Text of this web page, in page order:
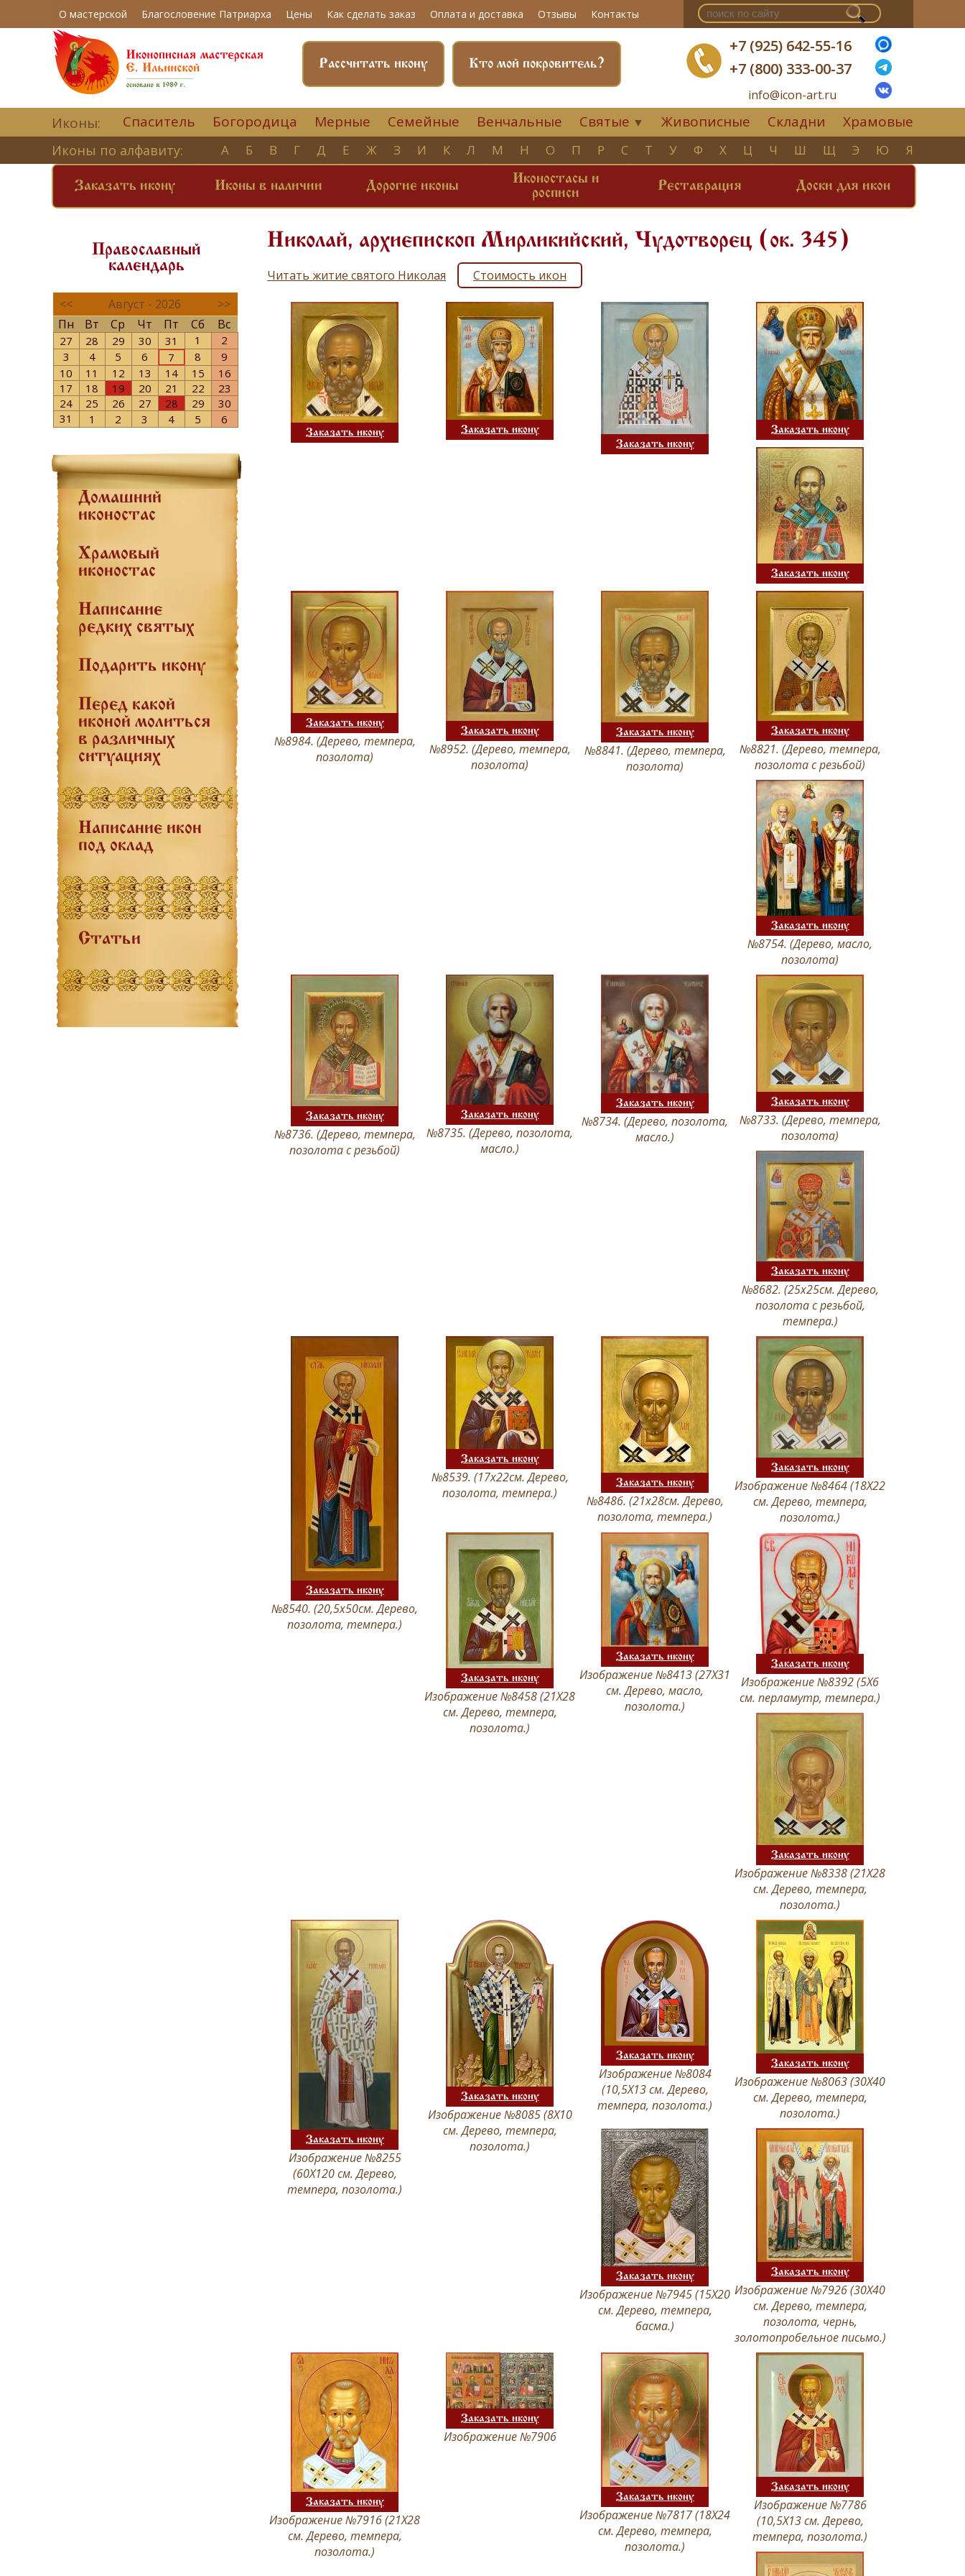
О мастерской Благословение Патриарха Цены Как сделать заказ Оплата и доставка Отзывы Контакты
+7 (925) 642-55-16
+7 (800) 333-00-37
info@icon-art.ru
Кто мой покровитель?
Рассчитать икону
Иконы: Спаситель Богородица Мерные Семейные Венчальные Святые ▼ Живописные Складни Храмовые
Иконы по алфавиту: А Б В Г Д Е Ж З И К Л М Н О П Р С Т У Ф Х Ц Ч Ш Щ Э Ю Я
Заказать икону Иконы в наличии Дорогие иконы
Иконостасы и
росписи
Реставрация Доски для икон
Православный
календарь
<< Август - 2026
>>
Пн
Вт Ср Чт Пт Сб Вс
27 28 29 30 31 1
2
3
4 5 6 7 8
9
10
11 12 13 14 15
16
17
18 19 20 21 22
23
24
25 26 27 28 29
30
31
1 2 3 4 5 6
Домашний
иконостас
Храмовый
иконостас
Написание
редких святых
Подарить икону
Перед какой
иконой молиться
в различных
ситуациях
Написание икон
под оклад
Статьи
Николай, архиепископ Мирликийский, Чудотворец (ок. 345)
Читать житие святого Николая Стоимость икон
Заказать икону
Заказать икону
Заказать икону
Заказать икону
Заказать икону
Заказать икону
№8984. (Дерево, темпера,
позолота)
Заказать икону
№8952. (Дерево, темпера,
позолота)
Заказать икону
№8841. (Дерево, темпера,
позолота)
Заказать икону
№8821. (Дерево, темпера,
позолота с резьбой)
Заказать икону
№8754. (Дерево, масло,
позолота)
Заказать икону
№8736. (Дерево, темпера,
позолота с резьбой)
Заказать икону
№8735. (Дерево, позолота,
масло.)
Заказать икону
№8734. (Дерево, позолота,
масло.)
Заказать икону
№8733. (Дерево, темпера,
позолота)
Заказать икону
№8682. (25х25см. Дерево,
позолота с резьбой,
темпера.)
Заказать икону
№8540. (20,5х50см. Дерево,
позолота, темпера.)
Заказать икону
№8539. (17х22см. Дерево,
позолота, темпера.)
Заказать икону
№8486. (21х28см. Дерево,
позолота, темпера.)
Заказать икону
Изображение №8464 (18Х22
см. Дерево, темпера,
позолота.)
Заказать икону
Изображение №8458 (21Х28
см. Дерево, темпера,
позолота.)
Заказать икону
Изображение №8413 (27Х31
см. Дерево, масло,
позолота.)
Заказать икону
Изображение №8392 (5Х6
см. перламутр, темпера.)
Заказать икону
Изображение №8338 (21Х28
см. Дерево, темпера,
позолота.)
Заказать икону
Изображение №8255
(60Х120 см. Дерево,
темпера, позолота.)
Заказать икону
Изображение №8085 (8Х10
см. Дерево, темпера,
позолота.)
Заказать икону
Изображение №8084
(10,5Х13 см. Дерево,
темпера, позолота.)
Заказать икону
Изображение №8063 (30Х40
см. Дерево, темпера,
позолота.)
Заказать икону
Изображение №7945 (15Х20
см. Дерево, темпера,
басма.)
Заказать икону
Изображение №7926 (30Х40
см. Дерево, темпера,
позолота, чернь,
золотопробельное письмо.)
Заказать икону
Изображение №7916 (21Х28
см. Дерево, темпера,
позолота.)
Заказать икону
Изображение №7906
Заказать икону
Изображение №7817 (18Х24
см. Дерево, темпера,
позолота.)
Заказать икону
Изображение №7786
(10,5Х13 см. Дерево,
темпера, позолота.)